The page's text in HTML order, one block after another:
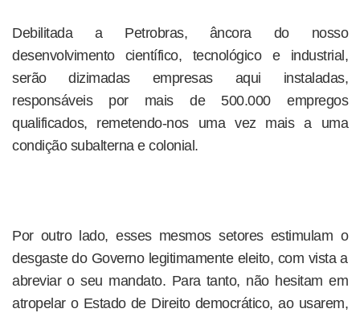
Debilitada a Petrobras, âncora do nosso
desenvolvimento científico, tecnológico e industrial,
serão dizimadas empresas aqui instaladas,
responsáveis por mais de 500.000 empregos
qualificados, remetendo-nos uma vez mais a uma
condição subalterna e colonial.
Por outro lado, esses mesmos setores estimulam o
desgaste do Governo legitimamente eleito, com vista a
abreviar o seu mandato. Para tanto, não hesitam em
atropelar o Estado de Direito democrático, ao usarem,